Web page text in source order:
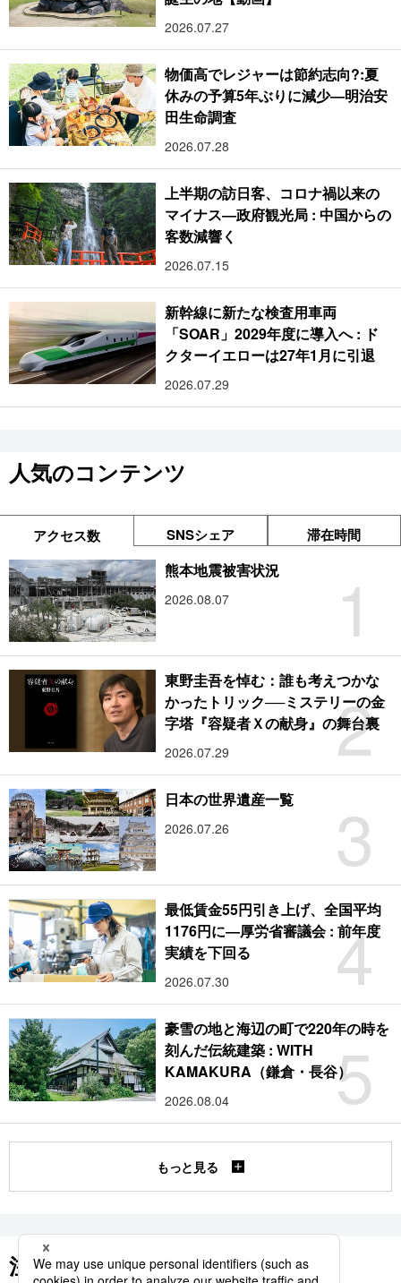
2026.07.27
物価高でレジャーは節約志向?:夏
休みの予算5年ぶりに減少―明治安
田生命調査
2026.07.28
上半期の訪日客、コロナ禍以来の
マイナス―政府観光局 : 中国からの
客数減響く
2026.07.15
新幹線に新たな検査用車両
「SOAR」2029年度に導入へ : ド
クターイエローは27年1月に引退
2026.07.29
人気のコンテンツ
アクセス数 SNSシェア 滞在時間
1
熊本地震被害状況
2026.08.07
2
東野圭吾を悼む：誰も考えつかな
かったトリック──ミステリーの金
字塔『容疑者Ｘの献身』の舞台裏
2026.07.29
3
日本の世界遺産一覧
2026.07.26
4
最低賃金55円引き上げ、全国平均
1176円に―厚労省審議会 : 前年度
実績を下回る
2026.07.30
5
豪雪の地と海辺の町で220年の時を
刻んだ伝統建築 : WITH
KAMAKURA（鎌倉・長谷）
2026.08.04
もっと見る
注目のキーワード